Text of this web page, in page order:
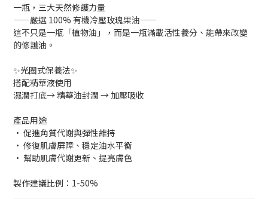
一瓶，三大天然修護力量
——嚴選 100% 有機冷壓玫瑰果油——
這不只是一瓶「植物油」，而是一瓶滿載活性養分、能帶來改變
的修護油。
✨光圈式保養法✨
搭配精華液使用
濕潤打底→ 精華油封潤 → 加壓吸收
產品用途
• 促進角質代謝與彈性維持
• 修復肌膚屏障、穩定油水平衡
• 幫助肌膚代謝更新、提亮膚色
製作建議比例：1-50%